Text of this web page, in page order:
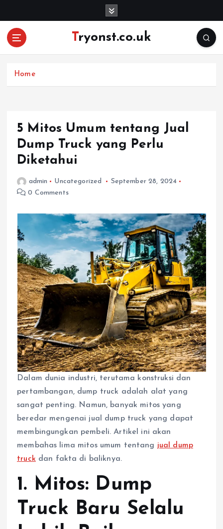
Tryonst.co.uk
Home
5 Mitos Umum tentang Jual
Dump Truck yang Perlu
Diketahui
admin Uncategorized
September 28, 2024
0 Comments
Dalam dunia industri, terutama konstruksi dan
pertambangan, dump truck adalah alat yang
sangat penting. Namun, banyak mitos yang
beredar mengenai jual dump truck yang dapat
membingungkan pembeli. Artikel ini akan
membahas lima mitos umum tentang jual dump
truck dan fakta di baliknya.
1. Mitos: Dump
Truck Baru Selalu